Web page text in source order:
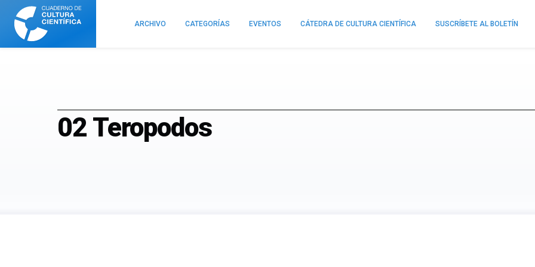
Cuaderno
Cultura
Científica
ARCHIVO CATEGORÍAS EVENTOS CÁTEDRA DE CULTURA CIENTÍFICA SUSCRÍBETE AL BOLETÍN
02 Teropodos